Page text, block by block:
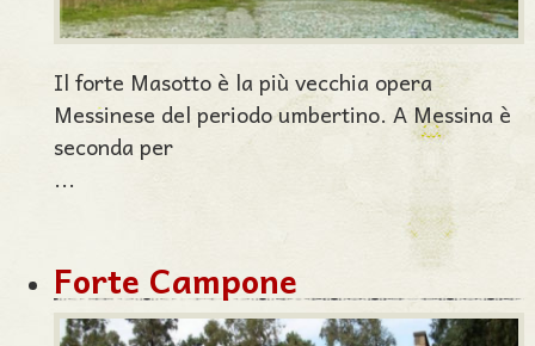
Il forte Masotto è la più vecchia opera
Messinese del periodo umbertino. A Messina è
seconda per
...
Forte Campone